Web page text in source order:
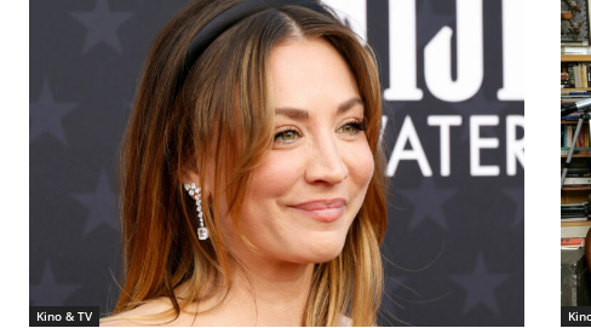
Kino & TV